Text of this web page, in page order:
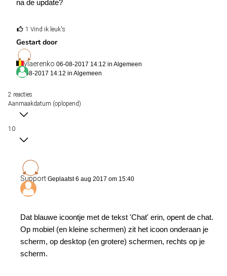
na de update?
1 Vind ik leuk's
Gestart door
vlaerenko 06-08-2017 14:12 in Algemeen
06-08-2017 14:12 in Algemeen
2 reacties
Aanmaakdatum (oplopend)
10
Support Geplaatst 6 aug 2017 om 15:40
Dat blauwe icoontje met de tekst 'Chat' erin, opent de chat.
Op mobiel (en kleine schermen) zit het icoon onderaan je
scherm, op desktop (en grotere) schermen, rechts op je
scherm.